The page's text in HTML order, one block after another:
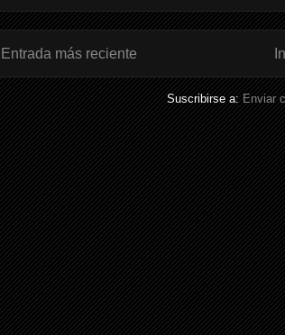
Entrada más reciente
Suscribirse a: Enviar